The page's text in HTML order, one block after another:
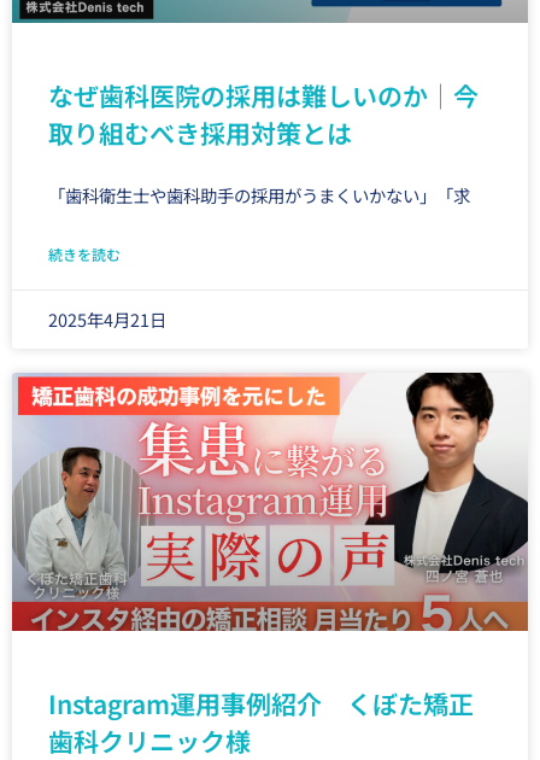
なぜ歯科医院の採用は難しいのか｜今
取り組むべき採用対策とは
「歯科衛生士や歯科助手の採用がうまくいかない」「求
続きを読む
2025年4月21日
Instagram運用事例紹介 くぼた矯正
歯科クリニック様